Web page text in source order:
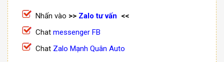
Nhấn vào >> Zalo tư vấn <<
Chat messenger FB
Chat Zalo Mạnh Quân Auto